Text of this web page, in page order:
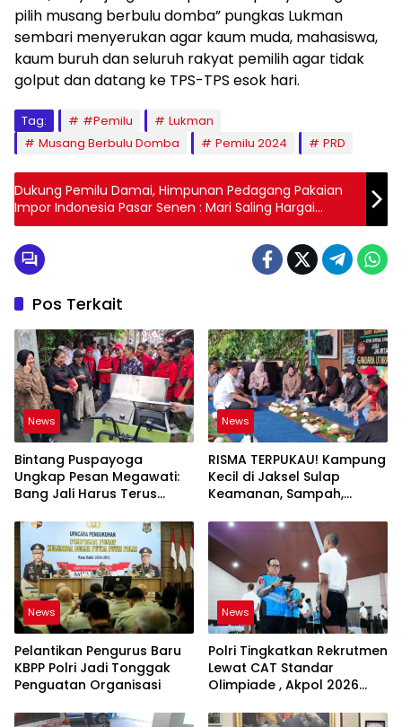
pilih musang berbulu domba” pungkas Lukman
sembari menyerukan agar kaum muda, mahasiswa,
kaum buruh dan seluruh rakyat pemilih agar tidak
golput dan datang ke TPS-TPS esok hari.
Tag: #Pemilu
Lukman
Musang Berbulu Domba
Pemilu 2024 PRD
Dukung Pemilu Damai, Himpunan Pedagang Pakaian
Impor Indonesia Pasar Senen : Mari Saling Hargai
Perbedaan Pilihan
Pos Terkait
News
Bintang Puspayoga
Ungkap Pesan Megawati:
Bang Jali Harus Terus
Dikembangkan
News
RISMA TERPUKAU! Kampung
Kecil di Jaksel Sulap
Keamanan, Sampah,
Jadi Satu Sistem
News
Pelantikan Pengurus Baru
KBPP Polri Jadi Tonggak
Penguatan Organisasi
News
Polri Tingkatkan Rekrutmen
Lewat CAT Standar
Olimpiade , Akpol 2026